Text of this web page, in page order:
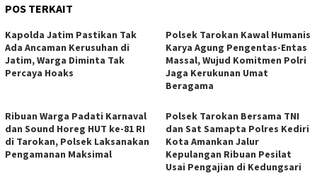
POS TERKAIT
Kapolda Jatim Pastikan Tak
Ada Ancaman Kerusuhan di
Jatim, Warga Diminta Tak
Percaya Hoaks
Polsek Tarokan Kawal Humanis
Karya Agung Pengentas-Entas
Massal, Wujud Komitmen Polri
Jaga Kerukunan Umat
Beragama
Ribuan Warga Padati Karnaval
dan Sound Horeg HUT ke-81 RI
di Tarokan, Polsek Laksanakan
Pengamanan Maksimal
Polsek Tarokan Bersama TNI
dan Sat Samapta Polres Kediri
Kota Amankan Jalur
Kepulangan Ribuan Pesilat
Usai Pengajian di Kedungsari